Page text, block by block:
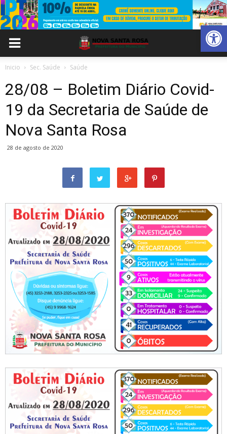
Abrir
Inicio Sec. Saúde Saúde
28/08 – Boletim Diário Covid-
19 da Secretaria de Saúde de
Nova Santa Rosa
28 de agosto de 2020